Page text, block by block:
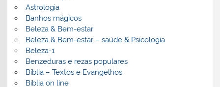
Astrologia
Banhos mágicos
Beleza & Bem-estar
Beleza & Bem-estar – saúde & Psicologia
Beleza-1
Benzeduras e rezas populares
Bíblia – Textos e Evangelhos
Biblia on line